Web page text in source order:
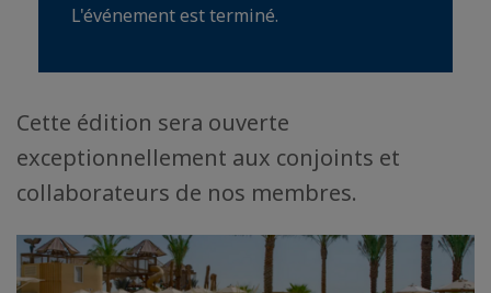
L'événement est terminé.
Cette édition sera ouverte
exceptionnellement aux conjoints et
collaborateurs de nos membres.